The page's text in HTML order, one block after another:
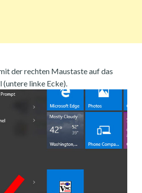
der rechten Maustaste auf das
linke Ecke).